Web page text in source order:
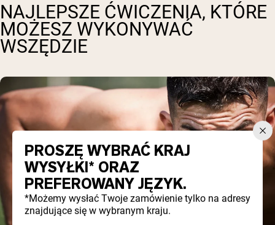
NAJLEPSZE ĆWICZENIA, KTÓRE
MOŻESZ WYKONYWAĆ
WSZĘDZIE
PROSZĘ WYBRAĆ KRAJ
WYSYŁKI* ORAZ
PREFEROWANY JĘZYK.
*Możemy wysłać Twoje zamówienie tylko na adresy
znajdujące się w wybranym kraju.